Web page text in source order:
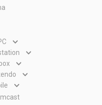
5
4
3
2
X
One
360
Switch
Wii